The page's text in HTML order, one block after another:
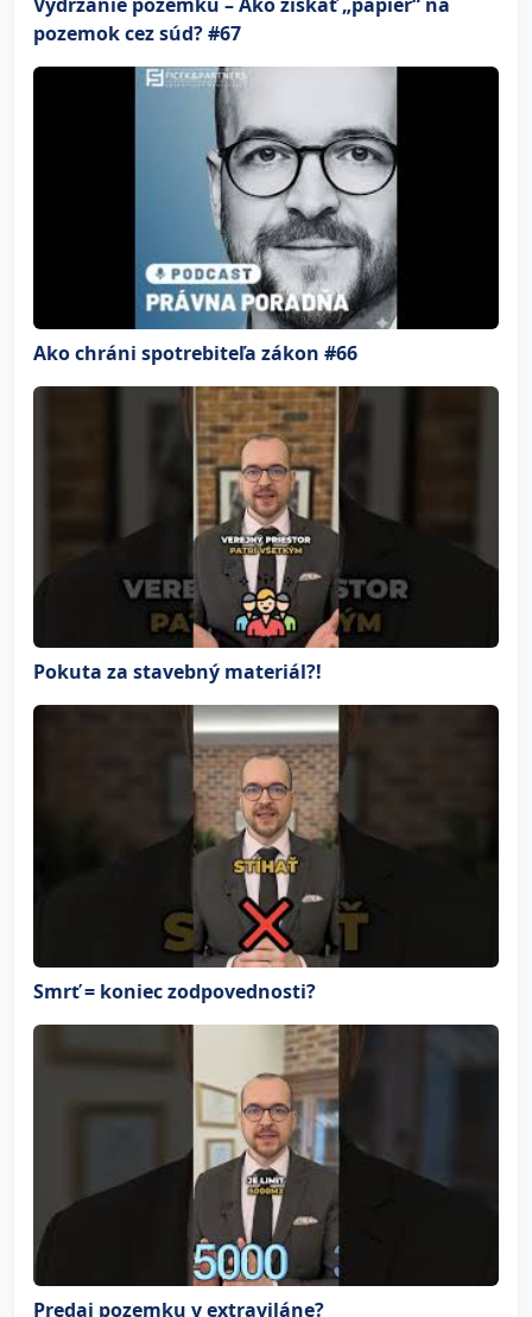
pozemok cez súd? #67
Ako chráni spotrebiteľa zákon #66
Pokuta za stavebný materiál?!
Smrť = koniec zodpovednosti?
Predaj pozemku v extraviláne?